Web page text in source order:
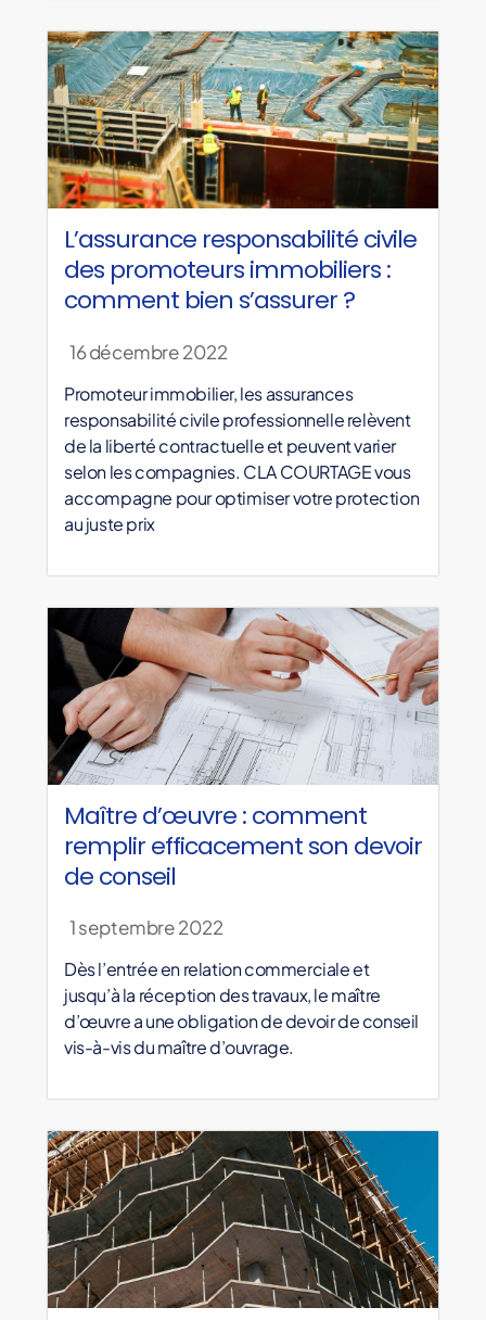
L’assurance responsabilité civile
des promoteurs immobiliers :
comment bien s’assurer ?
16 décembre 2022
Promoteur immobilier, les assurances
responsabilité civile professionnelle relèvent
de la liberté contractuelle et peuvent varier
selon les compagnies. CLA COURTAGE vous
accompagne pour optimiser votre protection
au juste prix
Maître d’œuvre : comment
remplir efficacement son devoir
de conseil
1 septembre 2022
Dès l’entrée en relation commerciale et
jusqu’à la réception des travaux, le maître
d’œuvre a une obligation de devoir de conseil
vis-à-vis du maître d’ouvrage.